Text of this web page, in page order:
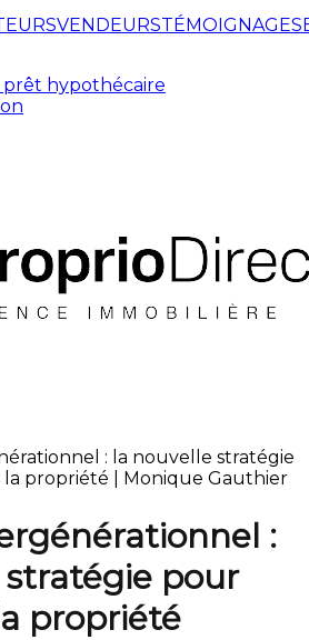
VENDEURSTÉMOIGNAGES
hypothécaire
: la nouvelle stratégie
la propriété | Monique Gauthier
:
pour
propriété